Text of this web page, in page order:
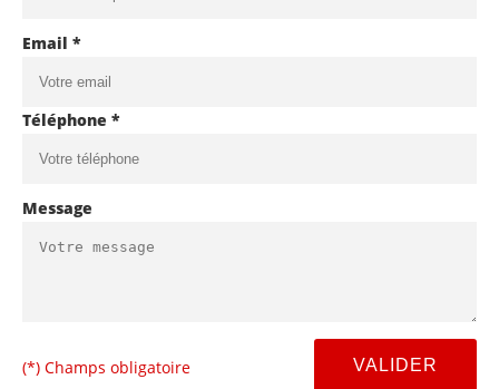
Email *
Téléphone *
Message
(*) Champs obligatoire